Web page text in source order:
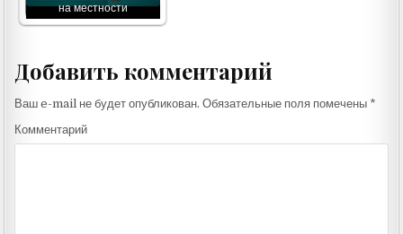
на местности
Добавить комментарий
Ваш e-mail не будет опубликован. Обязательные поля помечены *
Комментарий